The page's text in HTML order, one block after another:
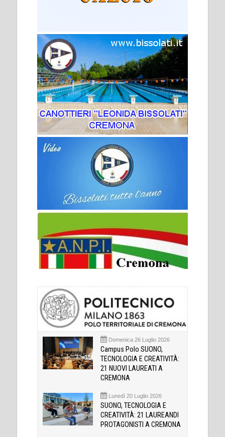
Domenica 26 Luglio 2026
Campus Polo SUONO,
TECNOLOGIA E CREATIVITÀ:
21 NUOVI LAUREATI A
CREMONA
Lunedì 20 Luglio 2026
SUONO, TECNOLOGIA E
CREATIVITÀ: 21 LAUREANDI
PROTAGONISTI A CREMONA